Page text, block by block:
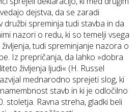
dejstva, da se zaradi
družbi spreminja tudi stavba in da
nazori o redu, ki so temelji vsega
tudi spreminjanje nazora o
Iz prepričanja, da lahko »dobra
življenja ljudi« (H. Russel
mednarodno sprejeti slog, ki
stavb in ki je odločilno
stoletja. Ravna streha, gladki beli